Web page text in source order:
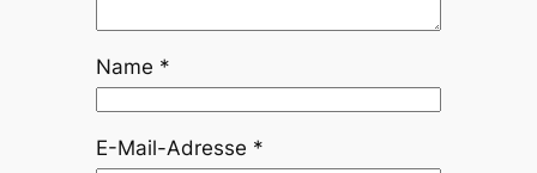
Name *
E-Mail-Adresse *